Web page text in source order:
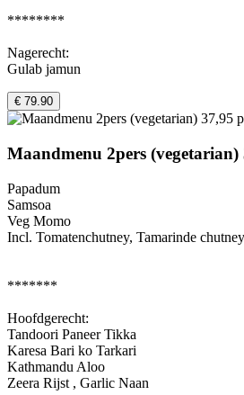
********
Nagerecht:
Gulab jamun
€ 79.90
Maandmenu 2pers (vegetarian)
Papadum
Samsoa
Veg Momo
Incl. Tomatenchutney, Tamarinde
*******
Hoofdgerecht:
Tandoori Paneer Tikka
Karesa Bari ko Tarkari
Kathmandu Aloo
Zeera Rijst , Garlic Naan